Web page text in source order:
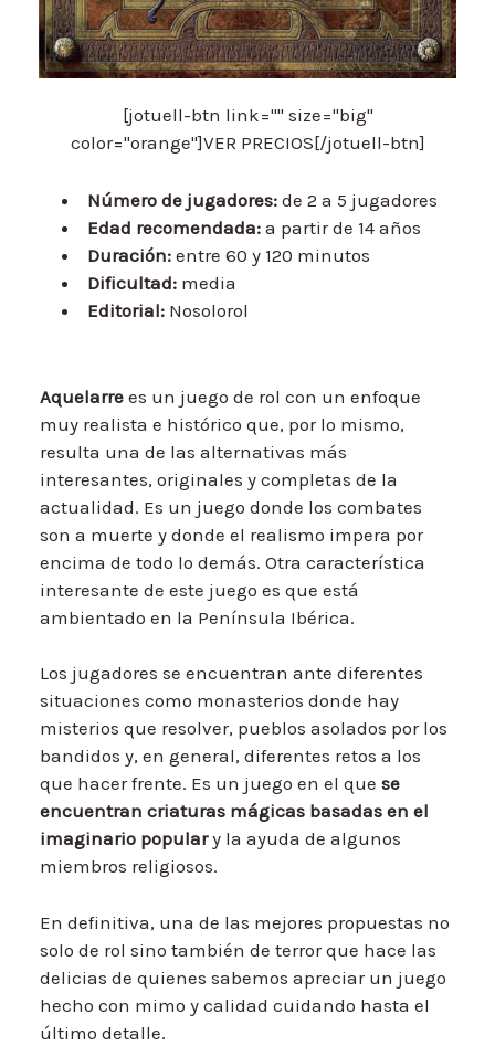
[jotuell-btn link="" size="big"
color="orange"]VER PRECIOS[/jotuell-btn]
Número de jugadores: de 2 a 5 jugadores
Edad recomendada: a partir de 14 años
Duración: entre 60 y 120 minutos
Dificultad: media
Editorial: Nosolorol
Aquelarre es un juego de rol con un enfoque
muy realista e histórico que, por lo mismo,
resulta una de las alternativas más
interesantes, originales y completas de la
actualidad. Es un juego donde los combates
son a muerte y donde el realismo impera por
encima de todo lo demás. Otra característica
interesante de este juego es que está
ambientado en la Península Ibérica.
Los jugadores se encuentran ante diferentes
situaciones como monasterios donde hay
misterios que resolver, pueblos asolados por los
bandidos y, en general, diferentes retos a los
que hacer frente. Es un juego en el que se
encuentran criaturas mágicas basadas en el
imaginario populary la ayuda de algunos
miembros religiosos.
En definitiva, una de las mejores propuestas no
solo de rol sino también de terror que hace las
delicias de quienes sabemos apreciar un juego
hecho con mimo y calidad cuidando hasta el
último detalle.